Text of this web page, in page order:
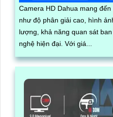
Camera HD Dahua mang
như độ phân giải cao, hình
lượng, khả năng quan sát
nghệ hiện đại. Với giá...